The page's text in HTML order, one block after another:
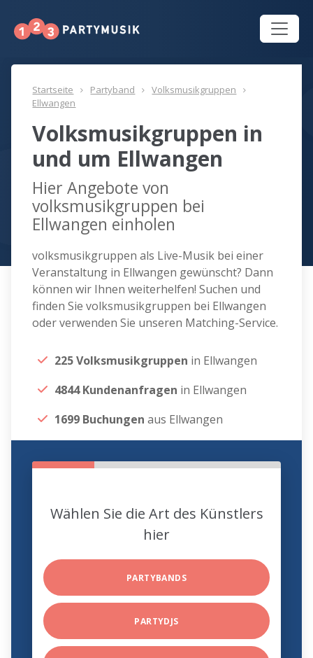
Startseite Partyband
Volksmusikgruppen
Ellwangen
Volksmusikgruppen in
und um Ellwangen
Hier Angebote von
volksmusikgruppen bei
Ellwangen einholen
volksmusikgruppen als Live-Musik bei einer
Veranstaltung in Ellwangen gewünscht? Dann
können wir Ihnen weiterhelfen! Suchen und
finden Sie volksmusikgruppen bei Ellwangen
oder verwenden Sie unseren Matching-Service.
225 Volksmusikgruppen in Ellwangen
4844 Kundenanfragen in Ellwangen
1699 Buchungen aus Ellwangen
Wählen Sie die Art des Künstlers
hier
PARTYBANDS
PARTYDJS